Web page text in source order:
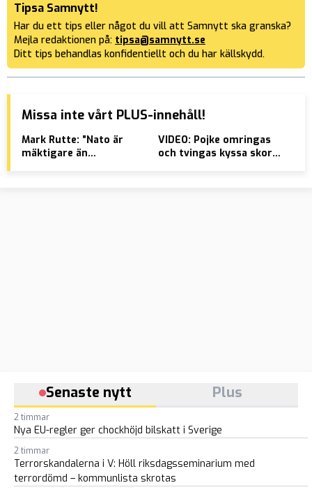
Tipsa Samnytt!
Har du ett tips eller något du vill att Samnytt ska granska?
Mejla redaktionen på: tipsa@samnytt.se
Ditt tips behandlas konfidentiellt och du har källskydd.
Missa inte vårt PLUS-innehåll!
Mark Rutte: ”Nato är
mäktigare än
VIDEO: Pojke omringas
och tvingas kyssa skor –
Senaste nytt Plus
2 timmar
Nya EU-regler ger chockhöjd bilskatt i Sverige
2 timmar
Terrorskandalerna i V: Höll riksdagsseminarium med
terrordömd – kommunlista skrotas